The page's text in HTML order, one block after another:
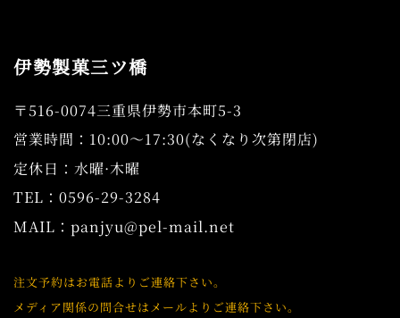
伊勢製菓三ツ橋
〒516-0074三重県伊勢市本町5-3
営業時間：10:00～17:30(なくなり次第閉店)
定休日：水曜·木曜
TEL：0596-29-3284
MAIL： panjyu@pel-mail.net
注文予約はお電話よりご連絡下さい。
メディア関係の問合せはメールよりご連絡下さい。